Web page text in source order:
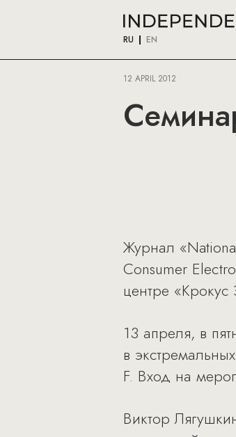
RU EN
12 APRIL 2012
Журнал
Consumer
центре «Крокус
13 апреля, в
в
F. Вход на
Виктор